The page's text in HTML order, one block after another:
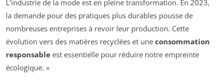
L’industrie de la mode est en pleine transformation. En 2023,
la demande pour des pratiques plus durables pousse de
nombreuses entreprises à revoir leur production. Cette
évolution vers des matières recyclées et une consommation
responsable est essentielle pour réduire notre empreinte
écologique. »